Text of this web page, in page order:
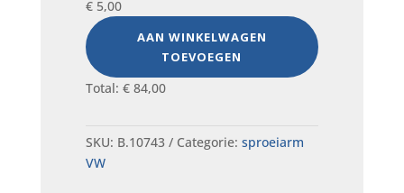
€5,00
AAN WINKELWAGEN
TOEVOEGEN
Total: €84,00
SKU: B.10743 Categorie: sproeiarm
VW